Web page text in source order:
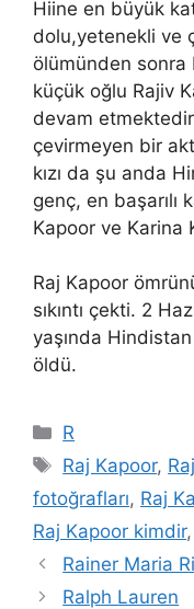
Hiine en büyük
dolu,yetenekli ve
ölümünden sonra
küçük oğlu Rajiv
devam
çevirmeyen bir
kızı da şu anda
genç, en başarılı
Kapoor ve Karina
Raj Kapoor
sıkıntı çekti. 2
yaşında
öldü.
Kategoriler
R
Etiketler
Raj Kapoor,
fotoğrafları, Raj
Raj Kapoor kimdir,
Rainer Maria
Ralph Lauren